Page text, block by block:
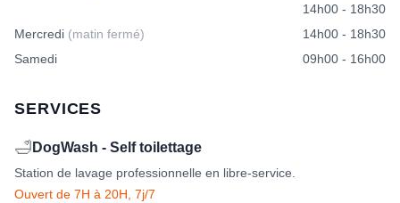
14h00 - 18h30
Mercredi (matin fermé)
14h00 - 18h30
Samedi
09h00 - 16h00
SERVICES
🛁 DogWash - Self toilettage
Station de lavage professionnelle en libre-service.
Ouvert de 7H à 20H, 7j/7